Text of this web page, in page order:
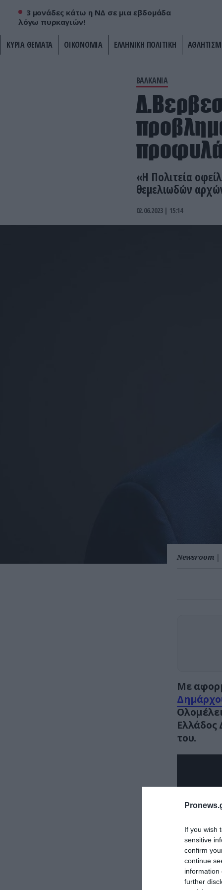
If you wish
sensitive
confirm
continue
information
further
3 μονάδες κάτω η ΝΔ σε μια εβδομάδα
λόγω πυρκαγιών!
ΚΥΡΙΑ ΘΕΜΑΤΑ ΟΙΚΟΝΟΜΙΑ ΕΛΛΗΝΙΚΗ ΠΟΛΙΤΙΚΗ
ΒΑΛΚΑΝΙΑ
«Η Πολιτεία
θεμελιωδών
02.06.2023 | 15:14
Newsroom |
Με
Ελλάδος
του.